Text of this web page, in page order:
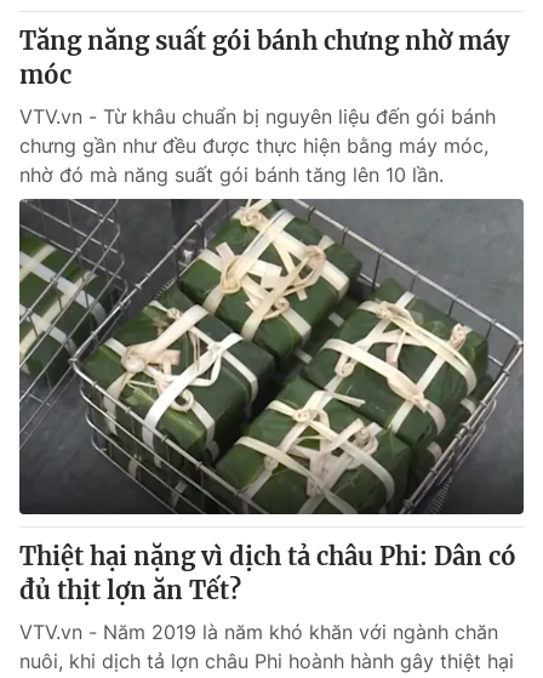
Tăng năng suất gói bánh chưng nhờ máy
móc
VTV.vn - Từ khâu chuẩn bị nguyên liệu đến gói bánh
chưng gần như đều được thực hiện bằng máy móc,
nhờ đó mà năng suất gói bánh tăng lên 10 lần.
Thiệt hại nặng vì dịch tả châu Phi: Dân có
đủ thịt lợn ăn Tết?
VTV.vn - Năm 2019 là năm khó khăn với ngành chăn
nuôi, khi dịch tả lợn châu Phi hoành hành gây thiệt hại